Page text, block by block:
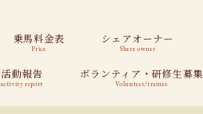
乗馬料金表
Price
シェアオーナー
Shere owner
活動報告
activity report
ボランティア・研修生募集
Volunteer/trainee